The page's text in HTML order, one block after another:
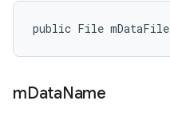
public File mDataFile
mDataName